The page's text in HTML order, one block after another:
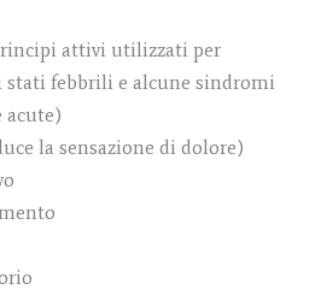
attivi utilizzati per
stati febbrili e alcune sindromi
la sensazione di dolore)